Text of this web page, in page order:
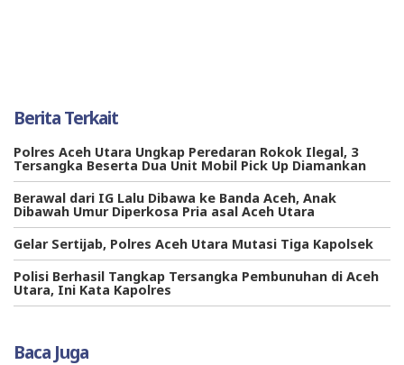
Berita Terkait
Polres Aceh Utara Ungkap Peredaran Rokok Ilegal, 3
Tersangka Beserta Dua Unit Mobil Pick Up Diamankan
Berawal dari IG Lalu Dibawa ke Banda Aceh, Anak
Dibawah Umur Diperkosa Pria asal Aceh Utara
Gelar Sertijab, Polres Aceh Utara Mutasi Tiga Kapolsek
Polisi Berhasil Tangkap Tersangka Pembunuhan di Aceh
Utara, Ini Kata Kapolres
Baca Juga